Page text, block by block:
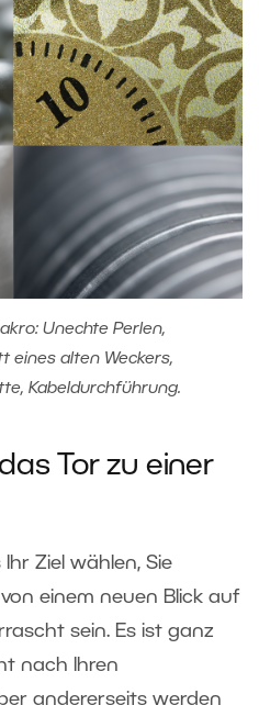
Unechte Perlen,
eines alten Weckers,
Kabeldurchführung.
Tor zu einer
Ziel wählen, Sie
einem neuen Blick auf
sein. Es ist ganz
nach Ihren
andererseits werden